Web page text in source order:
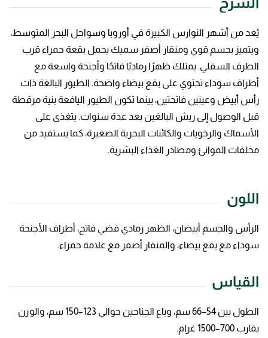
يُعد من أشهر النوارس الكبيرة في أوروبا وسواحل البحر المتوسط،
ويتميز بجسم قوي ومنقار أصفر سميك يحمل بقعة حمراء قرب
الطرف السفلي. يمتلك ظهرًا رماديًا فاتحًا وأجنحة واسعة مع
أطراف سوداء تحتوي على بقع بيضاء واضحة. الطيور البالغة ذات
رأس أبيض وعينين فاتحتين، بينما تكون الطيور اليافعة بنية مرقطة
قبل الوصول إلى ريش البالغين بعد عدة سنوات. يتغذى على
الأسماك والرخويات والكائنات البحرية الصغيرة، كما يستفيد من
مخلفات الموانئ ومصادر الغذاء البشرية.
اللون
الرأس والجسم أبيضان، الظهر رمادي فضي فاتح، أطراف الأجنحة
سوداء مع بقع بيضاء، والمنقار أصفر مع علامة حمراء.
القياس
الطول بين 54–66 سم، وباع الجناحين حوالي 123–150 سم، والوزن
يقارب 700–1500 غرام.